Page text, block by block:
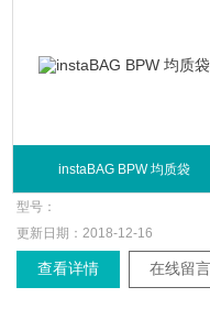
instaBAG BPW 均质袋
型号：
更新日期： 2018-12-16
查看详情 在线留言